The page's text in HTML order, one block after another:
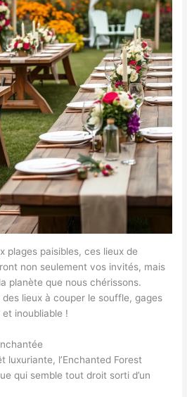
plages paisibles, ces lieux de
non seulement vos invités, mais
planète que nous chérissons.
lieux à couper le souffle, gages
et inoubliable !
luxuriante, l’Enchanted Forest
qui semble tout droit sorti d’un